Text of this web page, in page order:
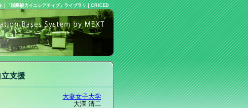
｜「国際協力イニシアティブ」ライブラリ｜CRICED
支援
大妻女子大学
大澤 清二